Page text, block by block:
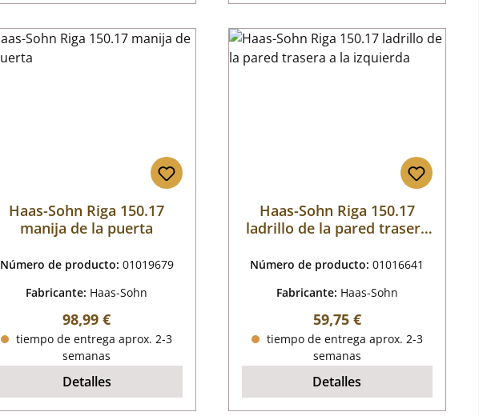
Haas-Sohn Riga 150.17
manija de la puerta
Número de producto: 01019679
Fabricante: Haas-Sohn
Precio normal:
98,99 €
tiempo de entrega aprox. 2-3
semanas
Detalles
Haas-Sohn Riga 150.17
ladrillo de la pared trasera
Número de producto:01016641
Fabricante: Haas-Sohn
Precio normal:
59,75 €
tiempo de entrega aprox. 2-3
semanas
Detalles